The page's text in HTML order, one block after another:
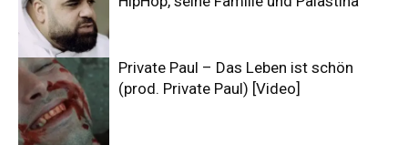
Private Paul – Das Leben ist schön
(prod. Private Paul) [Video]